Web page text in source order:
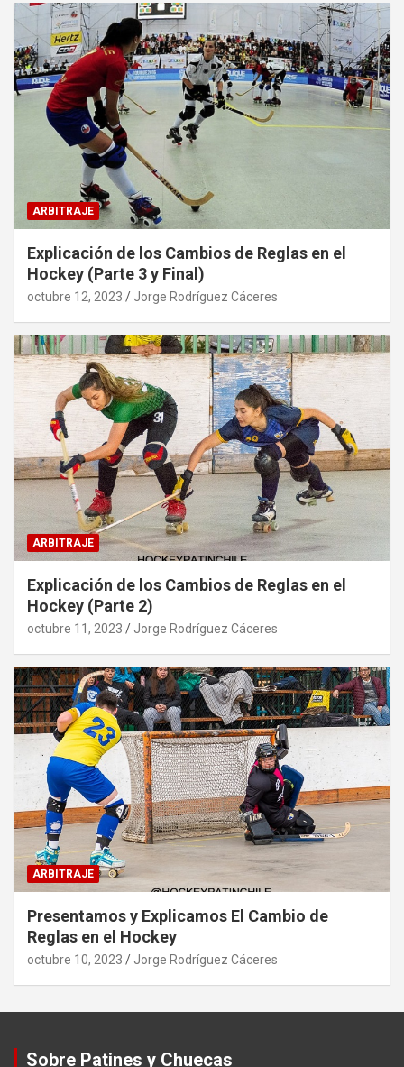
ARBITRAJE
Explicación de los Cambios de Reglas en el
Hockey (Parte 3 y Final)
octubre 12, 2023 Jorge Rodríguez Cáceres
ARBITRAJE
Explicación de los Cambios de Reglas en el
Hockey (Parte 2)
octubre 11, 2023 Jorge Rodríguez Cáceres
ARBITRAJE
Presentamos y Explicamos El Cambio de
Reglas en el Hockey
octubre 10, 2023 Jorge Rodríguez Cáceres
Sobre Patines y Chuecas